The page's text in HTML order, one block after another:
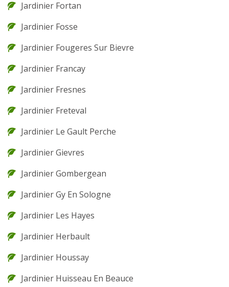
Jardinier Fortan
Jardinier Fosse
Jardinier Fougeres Sur Bievre
Jardinier Francay
Jardinier Fresnes
Jardinier Freteval
Jardinier Le Gault Perche
Jardinier Gievres
Jardinier Gombergean
Jardinier Gy En Sologne
Jardinier Les Hayes
Jardinier Herbault
Jardinier Houssay
Jardinier Huisseau En Beauce